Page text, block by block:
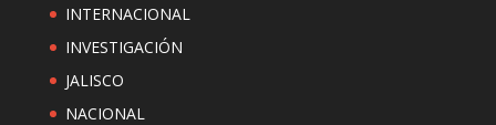
INTERNACIONAL
INVESTIGACIÓN
JALISCO
NACIONAL